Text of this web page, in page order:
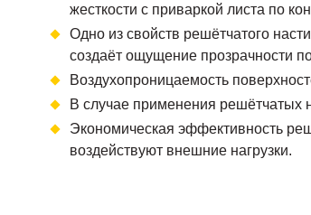
жесткости с приваркой листа по
Одно из свойств решётчатого
создаёт ощущение прозрачности
Воздухопроницаемость
В случае применения решётчатых
Экономическая эффективность
воздействуют внешние нагрузки.